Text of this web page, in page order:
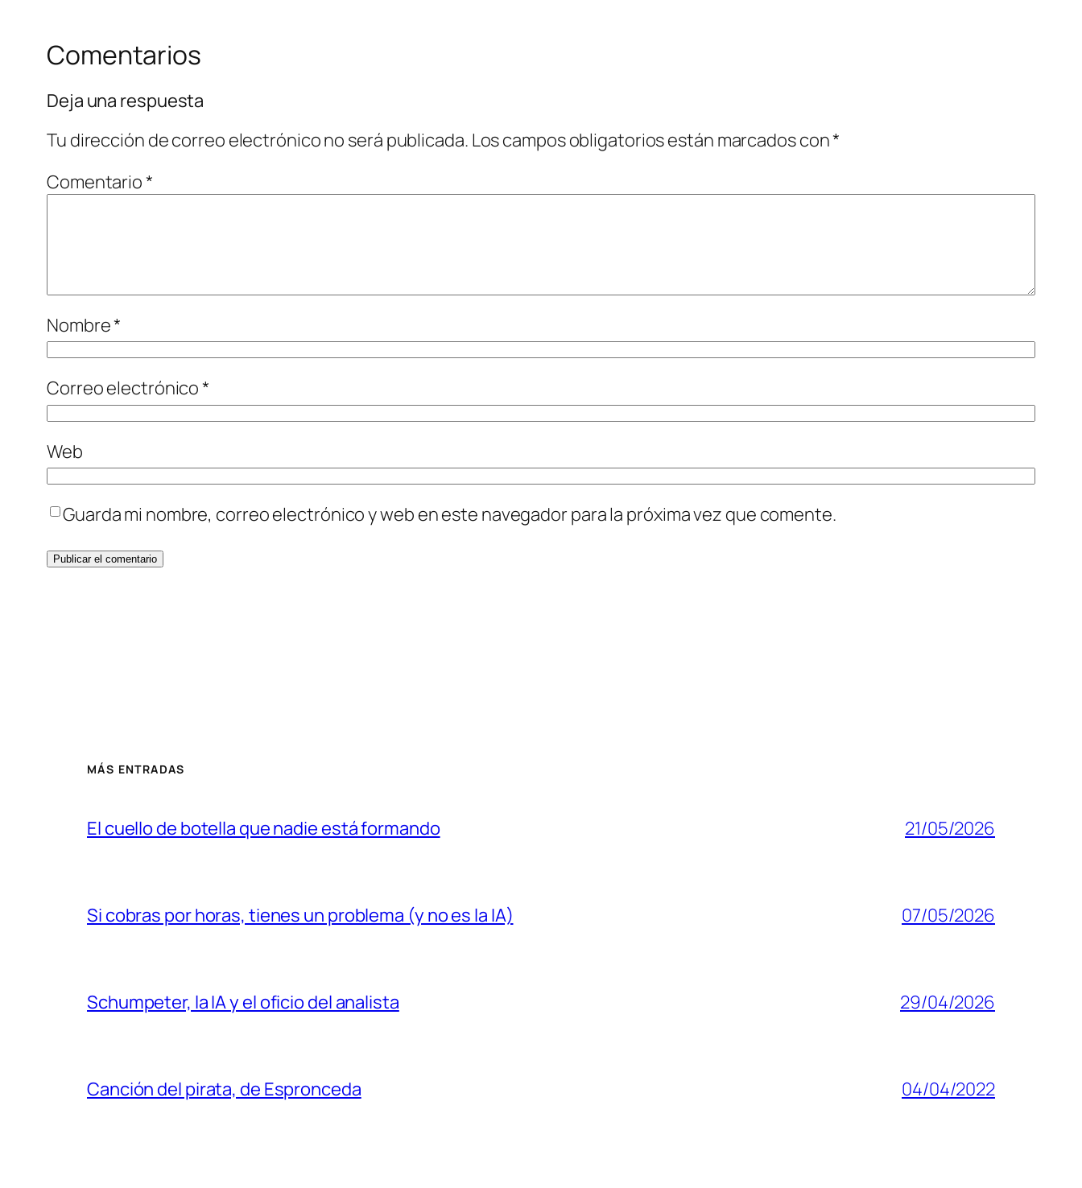
Comentarios
Deja una respuesta
Tu dirección de correo electrónico no será publicada. Los campos obligatorios están marcados con*
Comentario*
Nombre*
Correo electrónico*
Web
Guarda mi nombre, correo electrónico y web en este navegador para la próxima vez que comente.
MÁS ENTRADAS
El cuello de botella que nadie está formando 21/05/2026
Si cobras por horas, tienes un problema (y no es la IA) 07/05/2026
Schumpeter, la IA y el oficio del analista 29/04/2026
Canción del pirata, de Espronceda 04/04/2022